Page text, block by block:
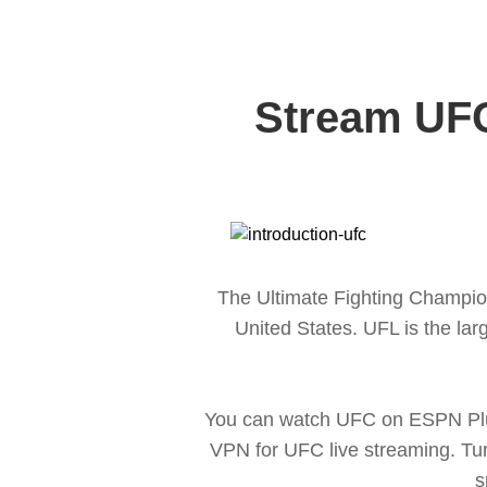
Stream
The Ultimate Fighting
United States. UFL is the
You can watch UFC on ESPN
VPN for UFC live streaming.